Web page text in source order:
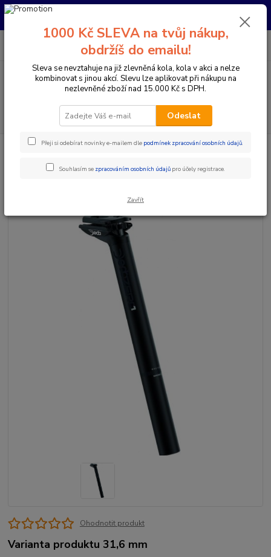
Pro nachystání kola / doplňků na prodejně si prosím zavolejte dopředu.
Menu
CZK
PO-PÁ 10:00-17:00 | SO: 9:00-12:00
Komponenty na kolo Sedlovky
Klasické sedlovky
Ohodnotit produkt
Varianta produktu 31,6 mm
1000 Kč SLEVA na tvůj nákup,
obdržíš do emailu!
Sleva se nevztahuje na již zlevněná kola, kola v akci a nelze
kombinovat s jinou akcí. Slevu lze aplikovat při nákupu na
nezlevněné zboží nad 15.000 Kč s DPH.
Odeslat
Přeji si odebírat novinky e-mailem dle podmínek zpracování osobních údajů.
Souhlasím se zpracováním osobních údajů pro účely registrace.
Zavřít